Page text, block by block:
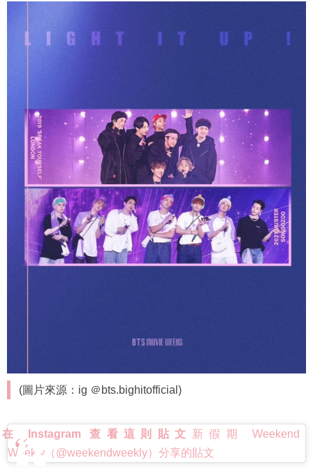
(圖片來源：ig ＠bts.bighitofficial)
在 Instagram 查看這則貼文 新假期 Weekend
Weekly（@weekendweekly）分享的貼文